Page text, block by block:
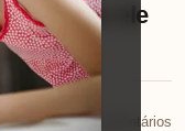
como ele
casa!
12/2025💬 0 comentários